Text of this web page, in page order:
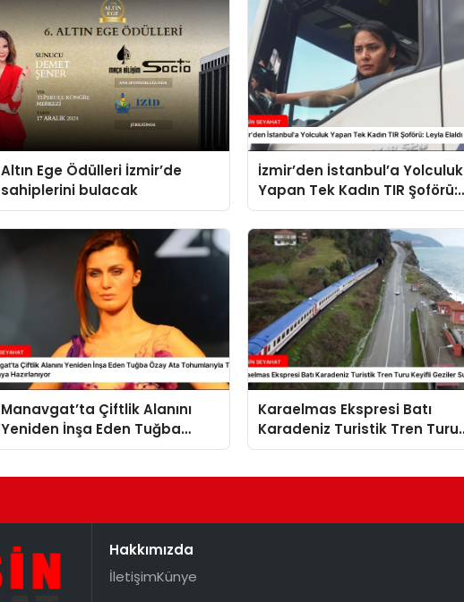
Altın Ege Ödülleri İzmir’de
sahiplerini bulacak
İzmir’den İstanbul’a Yolculuk
Yapan Tek Kadın TIR Şoförü:
Leyla Elaldı
Manavgat’ta Çiftlik Alanını
Yeniden İnşa Eden Tuğba
Özay Ata Tohumlarıyla Tarım
Karaelmas Ekspresi Batı
Karadeniz Turistik Tren Turu
Keyifli Geziler Sunuyor
Hakkımızda
İletişimKünye